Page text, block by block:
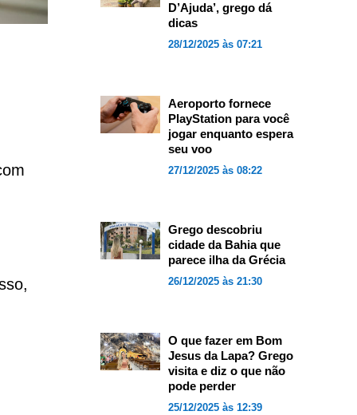
D’Ajuda’, grego dá
dicas
28/12/2025 às 07:21
Aeroporto fornece
PlayStation para você
jogar enquanto espera
seu voo
27/12/2025 às 08:22
Grego descobriu
cidade da Bahia que
parece ilha da Grécia
26/12/2025 às 21:30
O que fazer em Bom
Jesus da Lapa? Grego
visita e diz o que não
pode perder
25/12/2025 às 12:39